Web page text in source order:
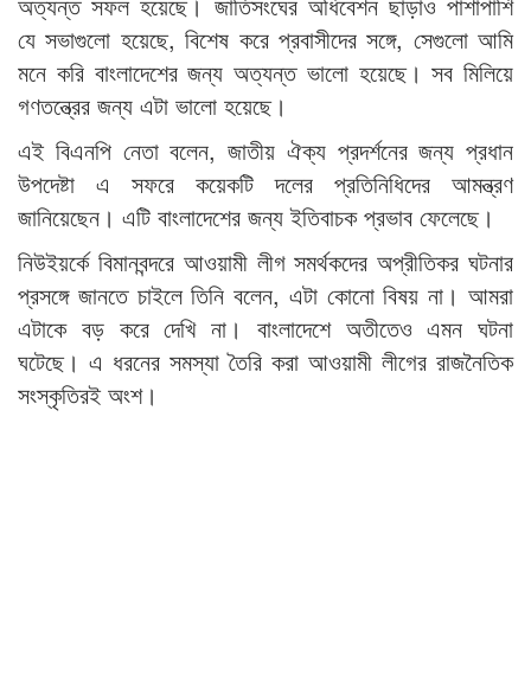
যে সভাগুলো হয়েছে, বিশেষ করে প্রবাসীদের সঙ্গে, সেগুলো আমি
মনে করি বাংলাদেশের জন্য অত্যন্ত ভালো হয়েছে। সব মিলিয়ে
গণতন্ত্রের জন্য এটা ভালো হয়েছে।
এই বিএনপি নেতা বলেন, জাতীয় ঐক্য প্রদর্শনের জন্য প্রধান
উপদেষ্টা এ সফরে কয়েকটি দলের প্রতিনিধিদের আমন্ত্রণ
জানিয়েছেন। এটি বাংলাদেশের জন্য ইতিবাচক প্রভাব ফেলেছে।
নিউইয়র্কে বিমানবন্দরে আওয়ামী লীগ সমর্থকদের অপ্রীতিকর ঘটনার
প্রসঙ্গে জানতে চাইলে তিনি বলেন, এটা কোনো বিষয় না। আমরা
এটাকে বড় করে দেখি না। বাংলাদেশে অতীতেও এমন ঘটনা
ঘটেছে। এ ধরনের সমস্যা তৈরি করা আওয়ামী লীগের রাজনৈতিক
সংস্কৃতিরই অংশ।